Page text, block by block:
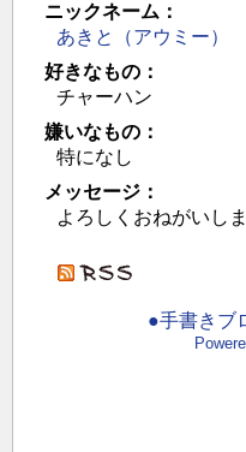
ニックネーム：
あきと（アウミー）
好きなもの：
チャーハン
嫌いなもの：
特になし
メッセージ：
よろしくおねがいし
●手書きブ